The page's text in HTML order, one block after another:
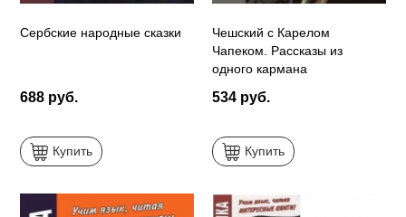
Сербские народные сказки
688 руб.
Купить
Чешский с Карелом
Чапеком. Рассказы из
одного кармана
534 руб.
Купить